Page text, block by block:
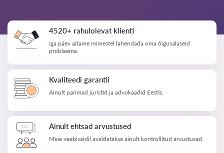
4520+ rahulolevat klienti
Iga päev aitame inimestel lahendada oma õigusalaseid
probleeme.
Kvaliteedi garantii
Ainult parimad juristid ja advokaadid Eestis.
Ainult ehtsad arvustused
Meie veebisaidil avaldatakse ainult kontrollitud arvustused.